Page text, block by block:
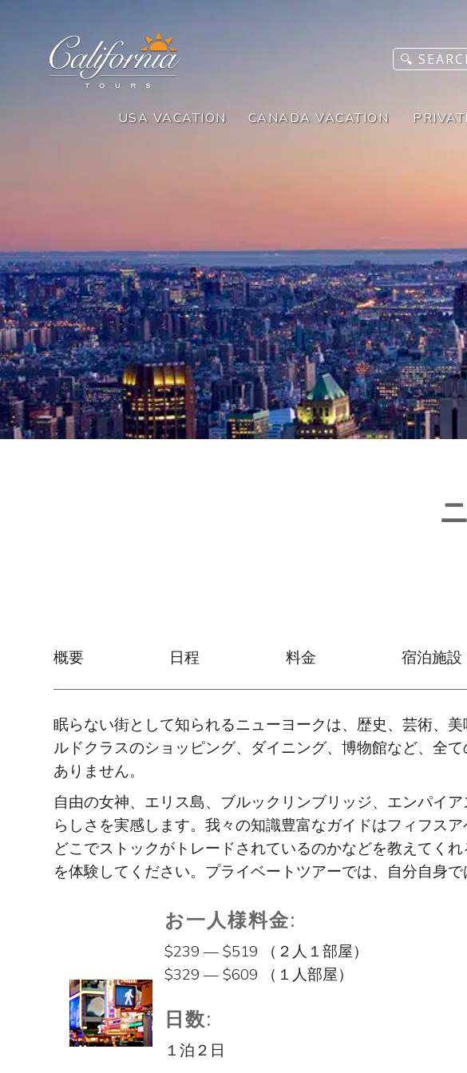
USA VACATION CANADA VACATION
概要 日程 料金 宿泊施設
眠らない街として知られるニューヨークは、歴史、芸術、
ルドクラスのショッピング、ダイニング、博物館など、全
ありません。
自由の女神、エリス島、ブルックリンブリッジ、エンパイ
らしさを実感します。我々の知識豊富なガイドはフィフス
どこでストックがトレードされているのかなどを教えてく
を体験してください。プライベートツアーでは、自分自身
お一人様料金:
$239 — $519 （２人１部屋）
$329 — $609 （１人部屋）
日数:
１泊２日